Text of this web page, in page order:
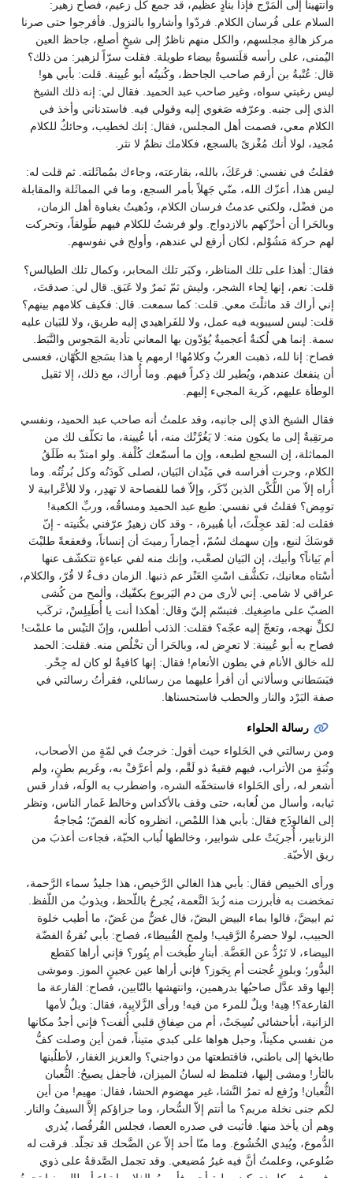
وانتهينا إلى المَرْج فإذا بنادٍ عظيم، قد جمع كل زعيم، فصاح زهير:
السلام على فُرسان الكلام. فردّوا وأشاروا بالنزول. فأفرجوا حتى صرنا
مركز هالةِ مجلسهم، والكل منهم ناظرٌ إلى شيخٍ أصلع، جاحظ العين
اليُمنى، على رأسه قلَنسوةٌ بيضاء طويلة. فقلت سرّاً لزهير: من ذلك؟
قال: عُتْبةُ بن أرقم صاحب الجاحظ، وكُنيتُه أبو عُيينة. قلت: بأبي هو!
ليس رغبتي سواه، وغير صاحب عبد الحميد. فقال لي: إنه ذلك الشيخ
الذي إلى جنبه. وعرّفه صَغوي إليه وقولي فيه. فاستدناني وأخذ في
الكلام معي، فصمت أهل المجلس، فقال: إنك لخطيب، وحائكٌ للكلام
مُجيد، لولا أنك مُغْزىً بالسجع، فكلامك نظمٌ لا نثر.
فقلتُ في نفسي: قرعَكَ، بالله، بقارعته، وجاءك بمُماثَلته. ثم قلت له:
ليس هذا، أعزّك الله، منّي جَهلاً بأمر السجع، وما في المماثَلة والمقابلة
من فضْل، ولكني عدمتُ فرسان الكلام، ودُهيتُ بغباوة أهل الزمان،
وبالحَرا أن أحرِّكهم بالازدواج. ولو فرشتُ للكلام فيهم طَولقاً، وتحركت
لهم حركة مَشُوْلم، لكان أرفع لي عندهم، وأولج في نفوسهم.
فقال: أهذا على تلك المناظر، وكبَر تلك المحابر، وكمال تلك الطيالس؟
قلت: نعم، إنها لِحاء الشجر، وليش ثمّ ثمرٌ ولا عَبَق. قال لي: صدقتَ،
إني أراك قد ماثلْتَ معي. قلت: كما سمعت. قال: فكيف كلامهم بينهم؟
قلت: ليس لسيبويه فيه عمل، ولا للفَراهيدي إليه طريق، ولا للبَيان عليه
سمة. إنما هي لُكنةٌ أعجميةٌ يُؤدّون بها المعاني تأدية المَجوس والنَّبَط.
فصاح: إنا لله، ذهبت العربُ وكلامُها! ارمهم يا هذا بسَجع الكُهّان، فعسى
أن ينفعك عندهم، ويُطير لك ذِكراً فيهم. وما أُراك، مع ذلك، إلا ثقيل
الوطأة عليهم، كَريهَ المجيء إليهم.
فقال الشيخ الذي إلى جانبه، وقد علمتُ أنه صاحب عبد الحميد، ونفسي
مرتقِبةٌ إلى ما يكون منه: لا يَغُرَّنْك منه، أبا عُيينة، ما تكلّف لك من
المماثلة، إن السجع لطبعه، وإن ما أسمّعك كُلْفة. ولو امتدّ به طَلَقُ
الكلام، وجرت أفراسه في مَيْدان البَيان، لصلى كَودَنُه وكل بُرثُنُه. وما
أُراه إلاّ من اللُّكْن الذين ذّكَر، وإلاّ فما للفصاحة لا تهدِر، ولا للأعْرابية لا
تومِض؟ فقلتُ في نفسي: طبع عبد الحميد ومساقُه، وربِّ الكعبة!
فقلت له: لقد عجِلْتَ، أبا هُبيرة، - وقد كان زهيرٌ عرّفني بكُنيته - إنّ
قوسَكَ لنبع، وإن سهمك لسُمّ، أحِماراً رميتَ أن إنساناً، وقعقعةً طلبْتَ
أم بَياناً؟ وأبيك، إن البَيان لصعْب، وإنك منه لفي عباءةٍ تتكشّف عنها
أسْتاه معانيك، تكشُّف اسْتِ العَنْز عم ذنبها. الزمان دفءٌ لا قُرّ، والكلام،
عراقي لا شامي. إني لأرى من دم اليَربوع بكفّيك، وألمح من كُشى
الضبّ على ماضِغيك. فتبسّم إليّ وقال: أهكذا أنت يا أُطَيلِسْ، تركَب
لكلٍّ نهجه، وتعجّ إليه عجّه؟ فقلت: الذئب أطلس، وإنّ التيْس ما علمْت!
فصاح به أبو عُيينة: لا تعرِض له، وبالحَرا أن تخْلُص منه. فقلت: الحمد
لله خالق الأنام في بطون الأنعام! فقال: إنها كافيةٌ لو كان له جِحْر.
فبَسَطاني وسألاني أن أقرأ عليهما من رسائلي، فقرأتُ رسالتي في
صفة البَرْد والنار والحطب فاستحسناها.
رسالة الحلواء
ومن رسالتي في الحَلواء حيث أقول: خرجتُ في لمّةٍ من الأصحاب،
وثُبَةٍ من الأتراب، فيهم فقيهٌ ذو لَقْم، ولم أعرَّفْ به، وغَريم بطنٍ، ولم
أشعر له، رأى الحَلواء فاستخفّه الشره، واضطرب به الولَه، فدار قس
ثيابه، وأسال من لُعابه، حتى وقف بالأكداس وخالط غَمار الناس، ونظر
إلى الفالوذَج فقال: بأبي هذا اللمْص، انظروه كأنه الفصّ؛ مُجاجةُ
الزنابير، أُجريَتْ على شوابير، وخالطها لُباب الحبّة، فجاءت أعذبَ من
ريق الأحبّة.
ورأى الخبيص فقال: بأبي هذا الغالي الرَّخيص، هذا جليدُ سماء الرَّحمة،
تمخضت به فأبرزت منه زُبدَ النَّعمة، يُجرحُ باللّحظ، ويذوبُ من اللّفظ.
ثم ابيضَّ، قالوا بماء البيض البضّ، قال غضٌّ من غَضّ، ما أطيب خلوة
الحبيب، لولا حضرةُ الرَّقيب! ولمح القُبيطاء، فصاح: بأبي نُقرةُ الفضّة
البيضاء، لا تَرُدُّ عن العَضَّة. أبنارٍ طُبخت أم بِنُور؟ فإني أراها كقطع
البدُّور؛ وبلوزٍ عُجنت أم بِجَوز؟ فإني أراها عين عجينٍ الموز. وموشى
إليها وقد عدَّل صاحبُها بدرهمين، وانتهشها بالنّابين، فصاح: القارعة ما
القارعة؟! هِية! ويلٌ للمرء من فيه! ورأى الزَّلابِية، فقال: ويلٌ لأمها
الزانية، أبأحشائي نُسِجَتْ، أم من صِفاقِ قلبي أُلفت؟ فإني أجدُ مكانها
من نفسي مكيناً، وحبل هواها على كبدي متيناً، فمن أين وصلت كفُّ
طابخها إلى باطني، فاقتطعتها من دواجني؟ والعزيز الغفار، لأطلُبنها
بالثأر! ومشى إليها، فتلمظ له لسانُ الميزان، فأجفل يصيحُ: الثُّعبان
الثُّعبان! ورُفع له تمرُ النَّشا، غير مهضوم الحشا، فقال: مهيم! من أين
لكم جنى نخلة مريم؟ ما أنتم إلاّ السُّحار، وما جزاؤكم إلاَّ السيفُ والنار.
وهم أن يأخذ منها. فأثبت في صدره العصا، فجلس القُرفُصا، يُذري
الدُّموع، ويُبدي الخُشُوع. وما منّا أحد إلاّ عن الضَّحك قد تجلّد. فرقت له
ضُلوعي، وعلمتُ أنَّ فيه غيرُ مُضيعي. وقد تجمل الصَّدقةُ على ذوي